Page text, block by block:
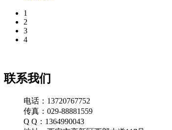
1
2
3
4
联系我们
电话：13720767752
传真：029-88881559
Q Q：1364990043